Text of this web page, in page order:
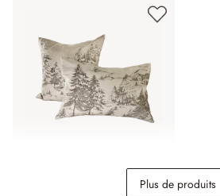
Plus de produits